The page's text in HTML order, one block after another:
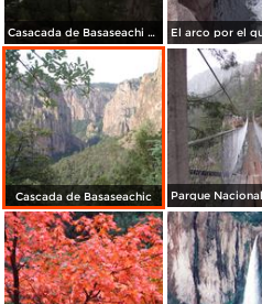
Casacada de Basaseachi vista de frente
Cascada de Basaseachic